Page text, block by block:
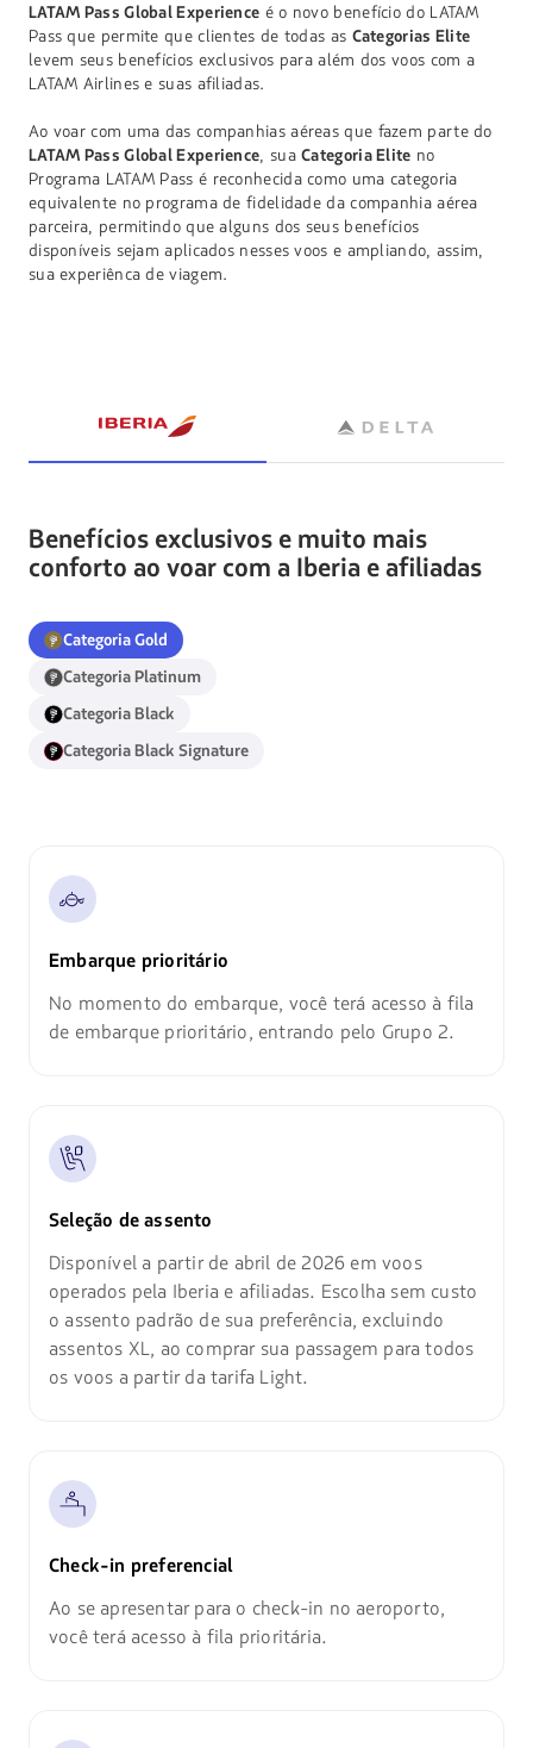
LATAM Pass Global Experience é o novo benefício do LATAM
Pass que permite que clientes de todas as Categorias Elite
levem seus benefícios exclusivos para além dos voos com a
LATAM Airlines e suas afiliadas.
Ao voar com uma das companhias aéreas que fazem parte do
LATAM Pass Global Experience, suaCategoria Elite no
Programa LATAM Pass é reconhecida como uma categoria
equivalente no programa de fidelidade da companhia aérea
parceira, permitindo que alguns dos seus benefícios
disponíveis sejam aplicados nesses voos e ampliando, assim,
sua experiênca de viagem.
Benefícios exclusivos e muito mais
conforto ao voar com a Iberia e afiliadas
Categoria Gold
Categoria Platinum
Categoria Black
Categoria Black Signature
Embarque prioritário
No momento do embarque, você terá acesso à fila
de embarque prioritário, entrando pelo Grupo 2.
Seleção de assento
Disponível a partir de abril de 2026 em voos
operados pela Iberia e afiliadas. Escolha sem custo
o assento padrão de sua preferência, excluindo
assentos XL, ao comprar sua passagem para todos
os voos a partir da tarifa Light.
Check-in preferencial
Ao se apresentar para o check-in no aeroporto,
você terá acesso à fila prioritária.